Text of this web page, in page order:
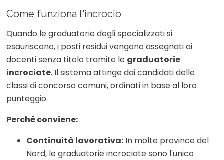
Come funziona l'incrocio
Quando le graduatorie degli specializzati si
esauriscono, i posti residui vengono assegnati ai
docenti senza titolo tramite le graduatorie
incrociate. Il sistema attinge dai candidati delle
classi di concorso comuni, ordinati in base al loro
punteggio.
Perché conviene:
Continuità lavorativa: In molte province del
Nord, le graduatorie incrociate sono l'unico